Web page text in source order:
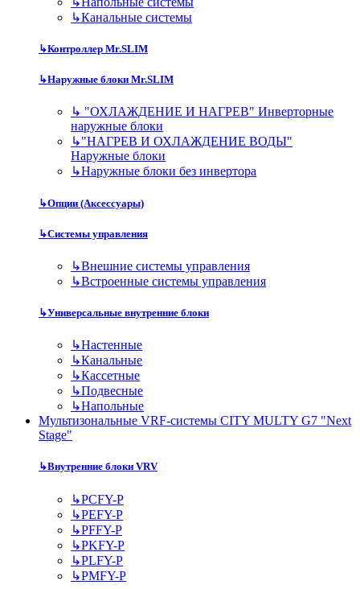
↳Канальные системы
↳Контроллер Mr.SLIM
↳Наружные блоки Mr.SLIM
↳ "ОХЛАЖДЕНИЕ И НАГРЕВ" Инверторные
наружные блоки
↳"НАГРЕВ И ОХЛАЖДЕНИЕ ВОДЫ"
Наружные блоки
↳Наружные блоки без инвертора
↳Опции (Аксессуары)
↳Системы управления
↳Внешние системы управления
↳Встроенные системы управления
↳Универсальные внутренние блоки
↳Настенные
↳Канальные
↳Кассетные
↳Подвесные
↳Напольные
Мультизональные VRF-системы CITY MULTY G7 "Next
Stage"
↳Внутренние блоки VRV
↳PCFY-P
↳PEFY-P
↳PFFY-P
↳PKFY-P
↳PLFY-P
↳PMFY-P